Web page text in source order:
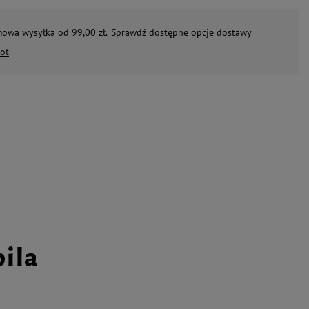
wysyłka od 99,00 zł. Sprawdź dostępne opcje dostawy